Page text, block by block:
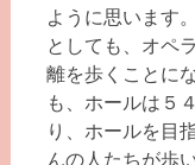
ように思います
としても、オペ
離を歩くことに
も、ホールは５
り、ホールを目
んの人たちが歩